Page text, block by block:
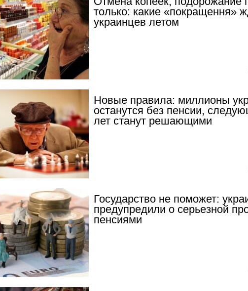
только: какие «покращення»
украинцев летом
Новые правила: миллионы
останутся без пенсии,
лет станут решающими
Государство не поможет:
предупредили о серьезной
пенсиями